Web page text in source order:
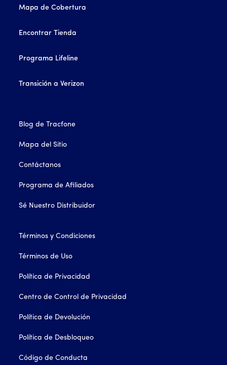
Mapa de Cobertura
Encontrar Tienda
Programa Lifeline
Transición a Verizon
Blog de Tracfone
Mapa del Sitio
Contáctanos
Programa de Afiliados
Sé Nuestro Distribuidor
Términos y Condiciones
Términos de Uso
Política de Privacidad
Centro de Control de Privacidad
Política de Devolución
Política de Desbloqueo
Código de Conducta